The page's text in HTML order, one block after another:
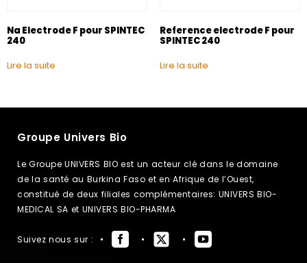
Na Electrode F pour SPINTEC
240
Lire la suite
Reference electrode F pour
SPINTEC 240
Lire la suite
Groupe Univers Bio
Le Groupe UNIVERS BIO est un acteur clé dans le domaine
de la santé au Burkina Faso et en Afrique de l’Ouest,
constitué de deux filiales complémentaires: UNIVERS BIO-
MEDICAL SA et UNIVERS BIO-PHARMA
Suivez nous sur :